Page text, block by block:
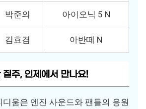
박준의 아이오닉 5 N
김효겸 아반떼 N
질주, 인제에서 만나요!
움은 엔진 사운드와 팬들의 응원